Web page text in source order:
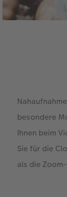
besondere
Ihnen beim
Sie für die
als die